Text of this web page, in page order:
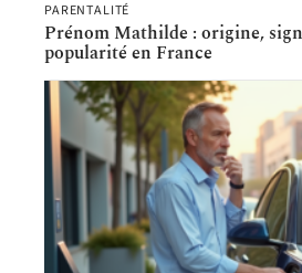
PARENTALITÉ
Prénom Mathilde : origine,
popularité en France